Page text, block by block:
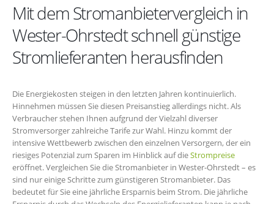
Mit dem Stromanbietervergleich in
Wester-Ohrstedt schnell günstige
Stromlieferanten herausfinden
Die Energiekosten steigen in den letzten Jahren kontinuierlich.
Hinnehmen müssen Sie diesen Preisanstieg allerdings nicht. Als
Verbraucher stehen Ihnen aufgrund der Vielzahl diverser
Stromversorger zahlreiche Tarife zur Wahl. Hinzu kommt der
intensive Wettbewerb zwischen den einzelnen Versorgern, der ein
riesiges Potenzial zum Sparen im Hinblick auf dieStrompreise
eröffnet. Vergleichen Sie die Stromanbieter in Wester-Ohrstedt – es
sind nur einige Schritte zum günstigeren Stromanbieter. Das
bedeutet für Sie eine jährliche Ersparnis beim Strom. Die jährliche